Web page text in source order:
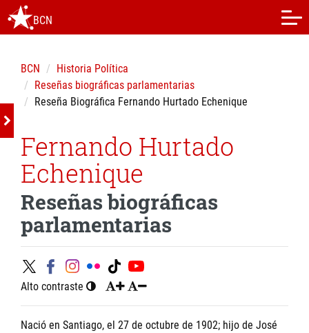
BCN
BCN
Historia Política
Reseñas biográficas parlamentarias
Reseña Biográfica Fernando Hurtado Echenique
Fernando Hurtado
Echenique
Reseñas biográficas
parlamentarias
Alto contraste
Nació en Santiago, el 27 de octubre de 1902; hijo de José